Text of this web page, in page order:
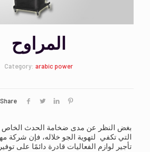
المراوح
Category: arabic power
Share
التي تكفي لتهوية الجو خلاله، فإن شركة
تأجير لوازم الفعاليات قادرة دائمًا على